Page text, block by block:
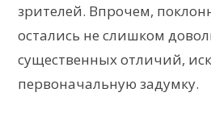
зрителей. Впрочем,
остались не слишком
существенных отличий,
первоначальную задумку.